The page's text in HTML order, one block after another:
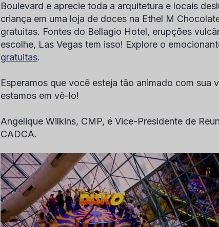
Boulevard e aprecie toda a arquitetura e locais
criança em uma loja de doces na Ethel M
gratuitas. Fontes do Bellagio Hotel, erupções
escolhe, Las Vegas tem isso! Explore o
gratuitas.
Esperamos que você esteja tão animado com sua
estamos em vê-lo!
Angelique Wilkins, CMP, é Vice-Presidente de
CADCA.